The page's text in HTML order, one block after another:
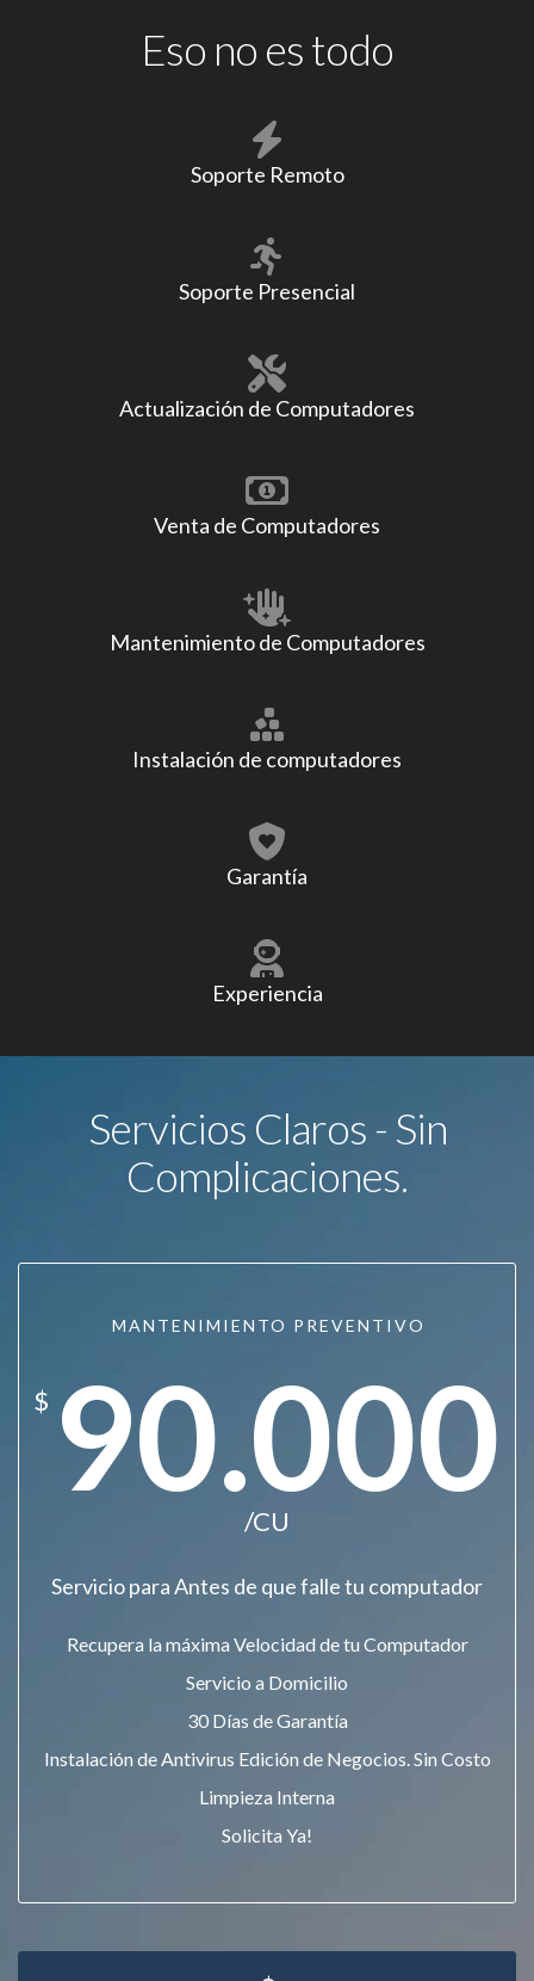
Eso no es todo
Soporte Remoto
Soporte Presencial
Actualización de Computadores
Venta de Computadores
Mantenimiento de Computadores
Instalación de computadores
Garantía
Experiencia
Servicios Claros - Sin
Complicaciones.
MANTENIMIENTO PREVENTIVO
$ 90.000
/CU
Servicio para Antes de que falle tu computador
Recupera la máxima Velocidad de tu Computador
Servicio a Domicilio
30 Días de Garantía
Instalación de Antivirus Edición de Negocios. Sin Costo
Limpieza Interna
Solicita Ya!